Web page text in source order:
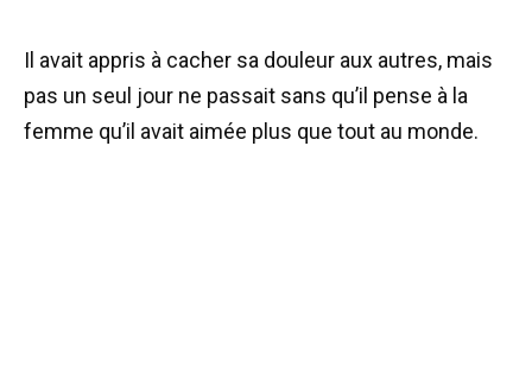
Il avait appris à cacher sa douleur aux autres, mais
pas un seul jour ne passait sans qu’il pense à la
femme qu’il avait aimée plus que tout au monde.